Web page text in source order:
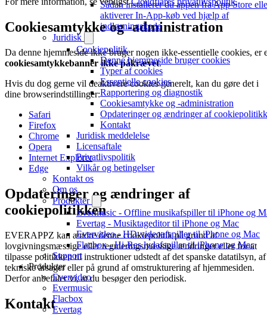
Sådan installerer du appen fra App Store
aktiverer In-App-køb ved hjælp af
indløsningskode
Juridisk
Cookiepolitik
Denne hjemmeside bruger cookies
Typer af cookies
Essentielle cookies
Rapportering og diagnostik
Cookiesamtykke og -administration
Opdateringer og ændringer af
Kontakt
Juridisk meddelelse
Licensaftale
Privatlivspolitik
Vilkår og betingelser
Kontakt os
Om os
Produkter
Evermusic - Offline musikafspiller til iPhone og
Evertag - Musiktageditor til iPhone og Mac
Evervideo - HD-videoafspiller til iPhone og Mac
Flacbox - Hi-Res lydafspiller til iPhone og Mac
Support
Produkter
Evervideo
Evermusic
Flacbox
Evertag
Cookiesamtykke og -administration
Da denne hjemmeside ikke bruger nogen ikke-essentielle cookies, er
cookiesamtykkebanner ikke påkrævet.
Hvis du dog gerne vil deaktivere cookies generelt, kan du gøre det i
dine browserindstillinger:
Safari
Firefox
Chrome
Opera
Internet Explorer
Edge
Opdateringer og ændringer af
cookiepolitikken
EVERAPPZ kan ændre denne cookiepolitik på grund af
lovgivningsmæssige eller reguleringsmæssige ændringer eller for at
tilpasse politikken til instruktioner udstedt af det spanske datatilsyn, af
tekniske årsager eller på grund af omstrukturering af hjemmesiden.
Derfor anbefaler vi, at du besøger den periodisk.
Kontakt